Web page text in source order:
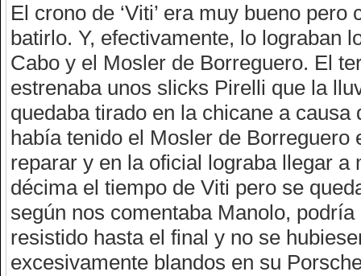
El crono de ‘Viti’ era muy bueno
batirlo. Y, efectivamente, lo lograban
Cabo y el Mosler de Borreguero. El
estrenaba unos slicks Pirelli que la
quedaba tirado en la chicane a
había tenido el Mosler de Borreguero
reparar y en la oficial lograba llegar a
décima el tiempo de Viti pero se
según nos comentaba Manolo,
resistido hasta el final y no se
excesivamente blandos en su